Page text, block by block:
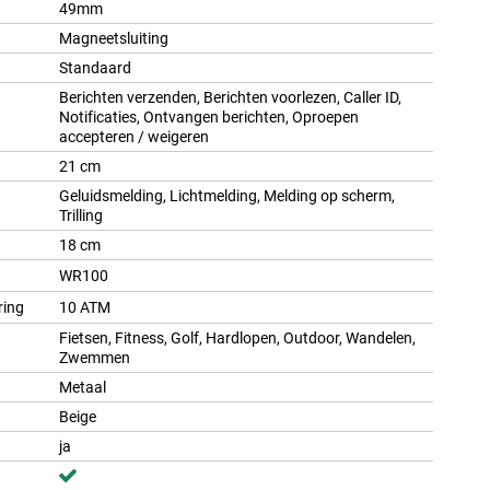
49mm
Magneetsluiting
Standaard
Berichten verzenden, Berichten voorlezen, Caller ID,
Notificaties, Ontvangen berichten, Oproepen
accepteren / weigeren
21 cm
Geluidsmelding, Lichtmelding, Melding op scherm,
Trilling
18 cm
WR100
10 ATM
Fietsen, Fitness, Golf, Hardlopen, Outdoor, Wandelen,
Zwemmen
Metaal
Beige
ja